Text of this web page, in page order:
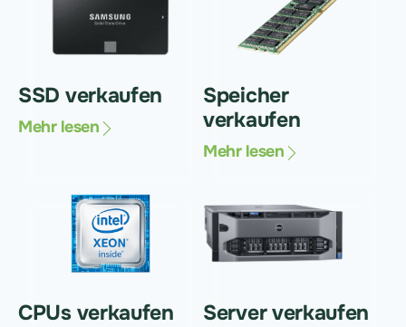
SSD verkaufen
Mehr lesen
Speicher
verkaufen
Mehr lesen
CPUs verkaufen Server verkaufen